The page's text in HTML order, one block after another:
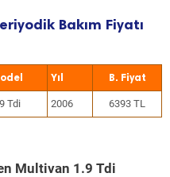
Bakım Fiyatı
Yıl
Tdi 2006 6393 TL
Multivan 1.9 Tdi